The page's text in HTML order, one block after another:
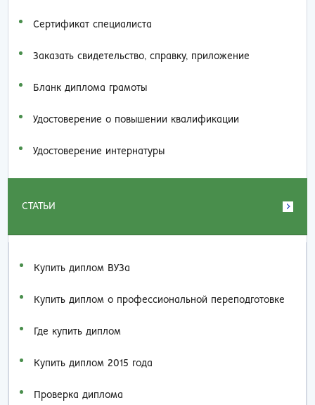
Сертификат специалиста
Заказать cвидетельство, справку, приложение
Бланк диплома грамоты
Удостоверение о повышении квалификации
Удостоверение интернатуры
СТАТЬИ
Купить диплом ВУЗа
Купить диплом о профессиональной переподготовке
Где купить диплом
Купить диплом 2015 года
Проверка диплома